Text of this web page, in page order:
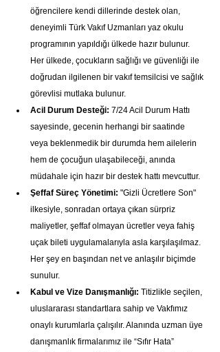
öğrencilere kendi dillerinde destek olan,
deneyimli Türk Vakıf Uzmanları yaz okulu
programının yapıldığı ülkede hazır bulunur.
Her ülkede, çocukların sağlığı ve güvenliği ile
doğrudan ilgilenen bir vakıf temsilcisi ve sağlık
görevlisi mutlaka bulunur.
Acil Durum Desteği: 7/24 Acil Durum Hattı
sayesinde, gecenin herhangi bir saatinde
veya beklenmedik bir durumda hem ailelerin
hem de çocuğun ulaşabileceği, anında
müdahale için hazır bir destek hattı mevcuttur.
Şeffaf Süreç Yönetimi: "Gizli Ücretlere Son"
ilkesiyle, sonradan ortaya çıkan sürpriz
maliyetler, şeffaf olmayan ücretler veya fahiş
uçak bileti uygulamalarıyla asla karşılaşılmaz.
Her şey en başından net ve anlaşılır biçimde
sunulur.
Kabul ve Vize Danışmanlığı: Titizlikle seçilen,
uluslararası standartlara sahip ve Vakfımız
onaylı kurumlarla çalışılır. Alanında uzman üye
danışmanlık firmalarımız ile “Sıfır Hata”